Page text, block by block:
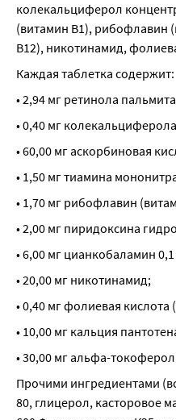
колекальциферол
(витамин В1), рибофлавин
В12), никотинамид,
Каждая таблетка содержит:
• 2,94 мг ретинола
• 0,40 мг
• 60,00 мг аскорбиновая
• 1,50 мг тиамина
• 1,70 мг рибофлавин
• 2,00 мг пиридоксина
• 6,00 мг цианкобаламин
• 20,00 мг никотинамид;
• 0,40 мг фолиевая кислота
• 10,00 мг кальция
• 30,00 мг альфа-
Прочими ингредиентами
80, глицерол, касторовое